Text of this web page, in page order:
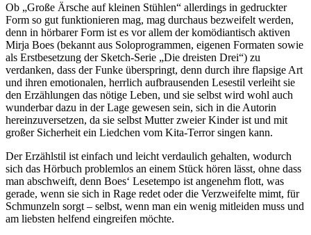
Ob „Große Ärsche auf kleinen Stühlen“ allerdings in gedruckter
Form so gut funktionieren mag, mag durchaus bezweifelt werden,
denn in hörbarer Form ist es vor allem der komödiantisch aktiven
Mirja Boes (bekannt aus Soloprogrammen, eigenen Formaten sowie
als Erstbesetzung der Sketch-Serie „Die dreisten Drei“) zu
verdanken, dass der Funke überspringt, denn durch ihre flapsige Art
und ihren emotionalen, herrlich aufbrausenden Lesestil verleiht sie
den Erzählungen das nötige Leben, und sie selbst wird wohl auch
wunderbar dazu in der Lage gewesen sein, sich in die Autorin
hereinzuversetzen, da sie selbst Mutter zweier Kinder ist und mit
großer Sicherheit ein Liedchen vom Kita-Terror singen kann.
Der Erzählstil ist einfach und leicht verdaulich gehalten, wodurch
sich das Hörbuch problemlos an einem Stück hören lässt, ohne dass
man abschweift, denn Boes‘ Lesetempo ist angenehm flott, was
gerade, wenn sie sich in Rage redet oder die Verzweifelte mimt, für
Schmunzeln sorgt – selbst, wenn man ein wenig mitleiden muss und
am liebsten helfend eingreifen möchte.